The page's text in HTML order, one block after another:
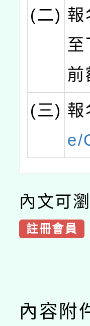
(二) 報
至
前
(三) 報
e/
內文可
註冊會員
內容附